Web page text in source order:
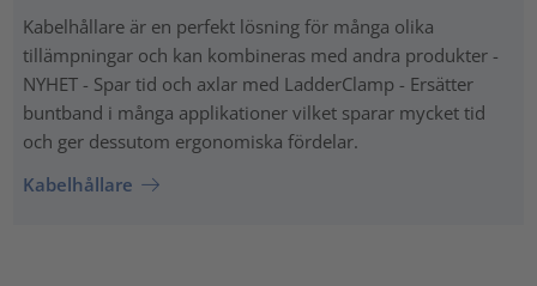
Kabelhållare är en perfekt lösning för många olika
tillämpningar och kan kombineras med andra produkter -
NYHET - Spar tid och axlar med LadderClamp - Ersätter
buntband i många applikationer vilket sparar mycket tid
och ger dessutom ergonomiska fördelar.
Kabelhållare